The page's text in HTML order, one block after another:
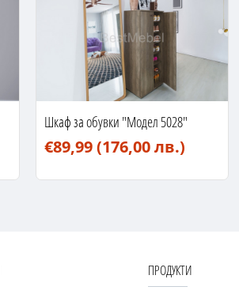
Шкаф за обувки "Модел 5028"
€89,99(176,00 лв.)
ПРОДУКТИ